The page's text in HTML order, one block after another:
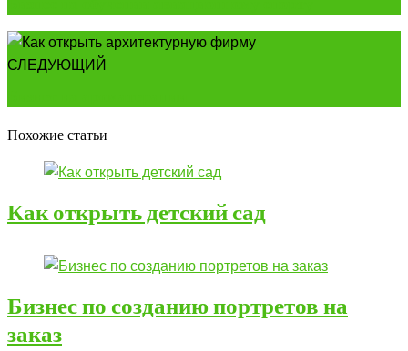
СЛЕДУЮЩИЙ
Похожие статьи
Как открыть детский сад
Бизнес по созданию портретов на
заказ